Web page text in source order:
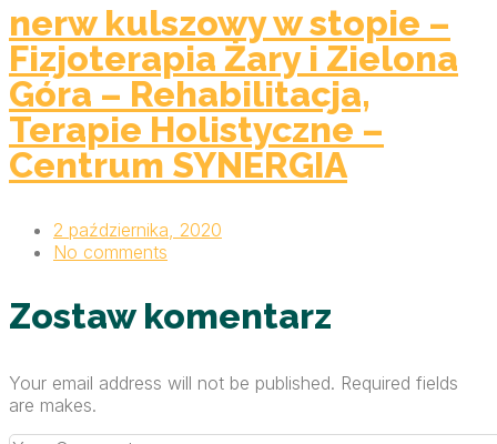
nerw kulszowy w stopie –
Fizjoterapia Żary i Zielona
Góra – Rehabilitacja,
Terapie Holistyczne –
Centrum SYNERGIA
2 października, 2020
No comments
Zostaw komentarz
Your email address will not be published. Required fields
are makes.